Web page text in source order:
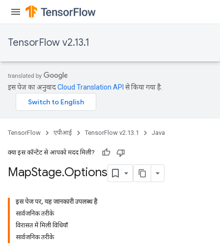
TensorFlow v2.13.1
इस पेज का अनुवादCloud Translation API से किया गया है.
TensorFlow एपीआई TensorFlow v2.13.1 Java
क्या इस कॉन्टेंट से आपको मदद मिली?
MapStage.Options
इस पेज पर, यह जानकारी उपलब्ध है
सार्वजनिक तरीके
विरासत में मिली विधियाँ
सार्वजनिक तरीके